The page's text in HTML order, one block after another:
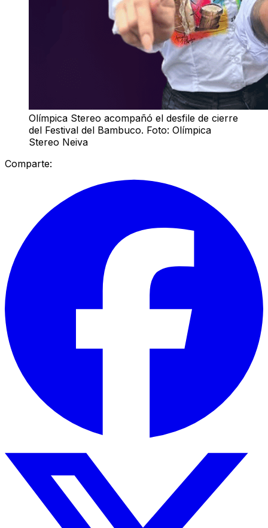
Olímpica Stereo acompañó el desfile de cierre
del Festival del Bambuco. Foto: Olímpica
Stereo Neiva
Comparte: